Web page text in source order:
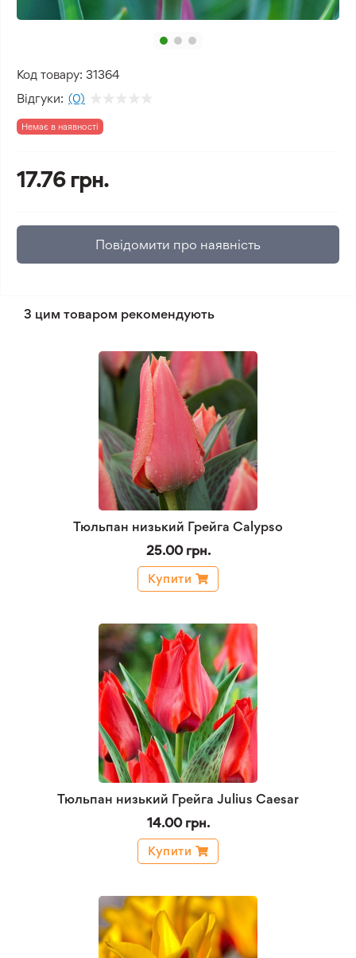
Код товару: 31364
Відгуки: (0)
Немає в наявності
17.76 грн.
Повідомити про наявність
З цим товаром рекомендують
Тюльпан низький Грейга Calypso
25.00 грн.
Купити
Тюльпан низький Грейга Julius Caesar
14.00 грн.
Купити